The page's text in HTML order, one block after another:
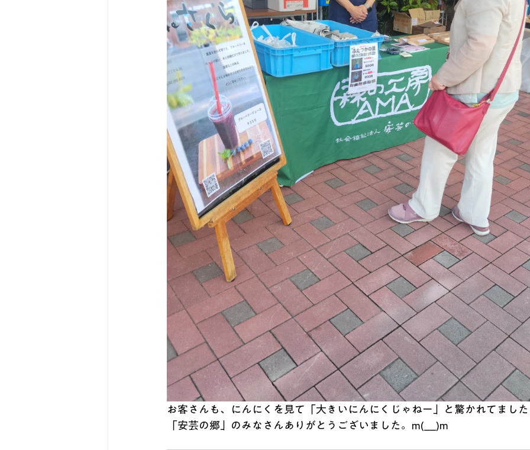
お客さんも、にんにくを見て「大きいにんにくじゃねー」と驚かれてまし
「安芸の郷」のみなさんありがとうございました。m(__)m